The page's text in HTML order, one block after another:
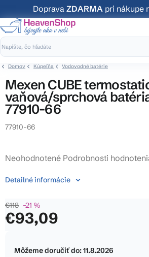
na
obsah
Doprava ZDARMA pri nákupe
Domov Kúpeľňa Vodovodné batérie
Mexen CUBE
vaňová/sprchová
77910-66
77910-66
Priemerné
produktu
0,0
z
Neohodnotené Podrobnosti
€118 –21 %
€93,09
cena:
Môžeme doručiť do:11.8.2026
Detailné informácie